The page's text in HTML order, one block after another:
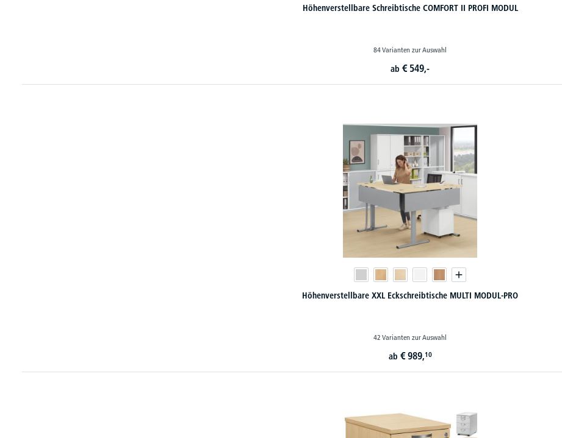
Höhenverstellbare Schreibtische COMFORT II PROFI MODUL
84 Varianten zur Auswahl
ab € 549,-
Höhenverstellbare XXL Eckschreibtische MULTI MODUL-PRO
42 Varianten zur Auswahl
ab € 989,10